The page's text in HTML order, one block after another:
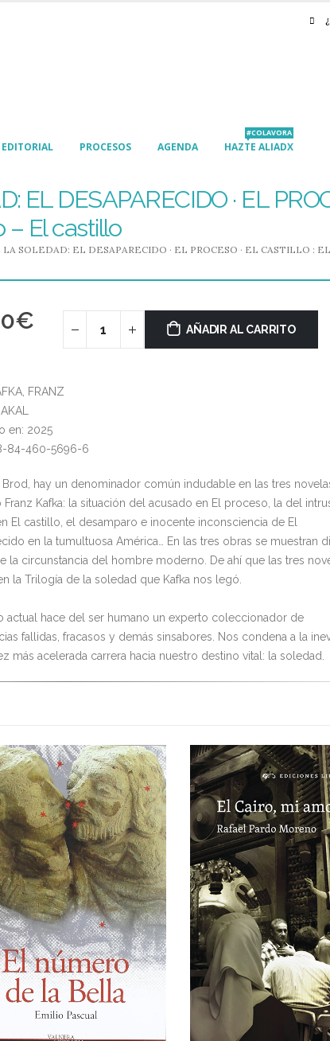
EDITORIAL PROCESOS AGENDA HAZTE ALIADX
#COLAVORA
EL DESAPARECIDO · EL
– El castillo
SOLEDAD: EL DESAPARECIDO · EL PROCESO · EL CASTILLO :
€ AÑADIR AL CARRITO
FRANZ
en: 2025
84-460-5696-6
Brod, hay un denominador común indudable en las tres
Franz Kafka: la situación del acusado en El proceso, la del
El castillo, el desamparo e inocente inconsciencia de El
en la tumultuosa América… En las tres obras se muestran
la circunstancia del hombre moderno. De ahí que las tres
la Trilogía de la soledad que Kafka nos legó.
actual hace del ser humano un experto coleccionador de
fallidas, fracasos y demás sinsabores. Nos condena a la
más acelerada carrera hacia nuestro destino vital: la soledad.